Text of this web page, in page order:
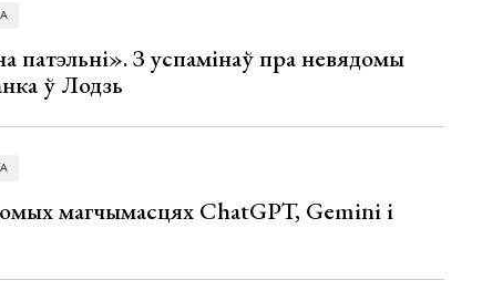
патэльні». З успамінаў пра невядомы
ў Лодзь
магчымасцях ChatGPT, Gemini і